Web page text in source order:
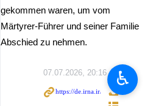
gekommen waren, um vom
Märtyrer-Führer und seiner Familie
Abschied zu nehmen.
07.07.2026, 20:16 ♿︎